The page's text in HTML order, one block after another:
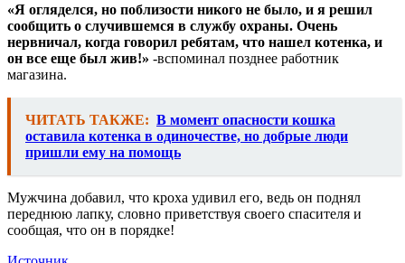
«Я огляделся, но поблизости никого не было, и я решил
сообщить о случившемся в службу охраны. Очень
нервничал, когда говорил ребятам, что нашел котенка, и
он все еще был жив!» -вспоминал позднее работник
магазина.
ЧИТАТЬ ТАКЖЕ: В момент опасности кошка
оставила котенка в одиночестве, но добрые люди
пришли ему на помощь
Мужчина добавил, что кроха удивил его, ведь он поднял
переднюю лапку, словно приветствуя своего спасителя и
сообщая, что он в порядке!